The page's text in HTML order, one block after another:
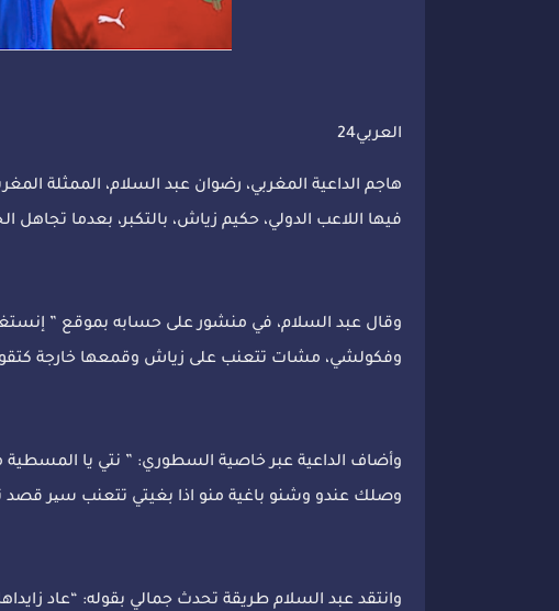
العربي24
هاجم الداعية المغربي، رضوان عبد السلام، الممثلة
فيها اللاعب الدولي، حكيم زياش، بالتكبر، بعدما تجاهل
وقال عبد السلام، في منشور على حسابه بموقع ”
وفكولشي، مشات تتعنب على زياش وقمعها خارجة كتقول
وأضاف الداعية عبر خاصية السطوري: ” نتي يا
وصلك عندو وشنو باغية منو اذا بغيتي تتعنب سیر قصد
وانتقد عبد السلام طريقة تحدث جمالي بقوله: “عاد